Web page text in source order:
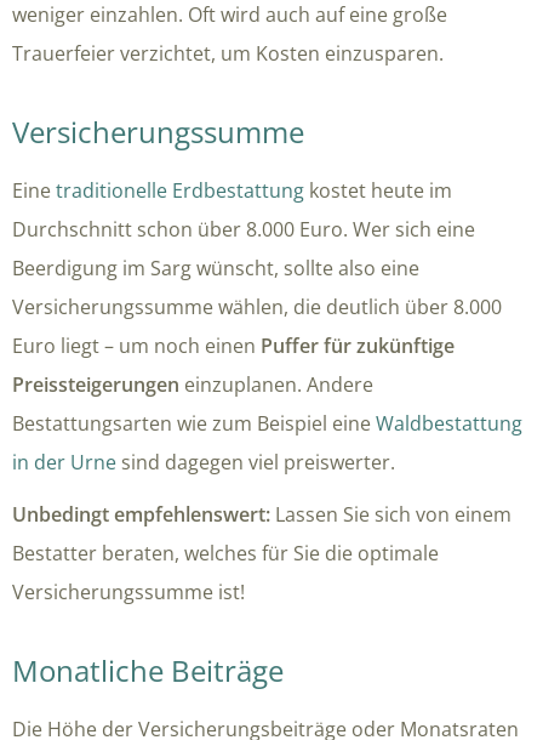
weniger einzahlen. Oft wird auch auf eine große
Trauerfeier verzichtet, um Kosten einzusparen.
Versicherungssumme
Einetraditionelle Erdbestattung kostet heute im
Durchschnitt schon über 8.000 Euro. Wer sich eine
Beerdigung im Sarg wünscht, sollte also eine
Versicherungssumme wählen, die deutlich über 8.000
Euro liegt – um noch einen Puffer für zukünftige
Preissteigerungen einzuplanen. Andere
Bestattungsarten wie zum Beispiel eineWaldbestattung
in der Urne sind dagegen viel preiswerter.
Unbedingt empfehlenswert: Lassen Sie sich von einem
Bestatter beraten, welches für Sie die optimale
Versicherungssumme ist!
Monatliche Beiträge
Die Höhe der Versicherungsbeiträge oder Monatsraten